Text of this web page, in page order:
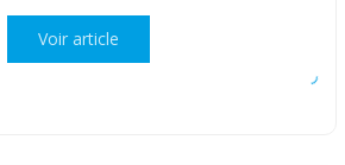
Voir article